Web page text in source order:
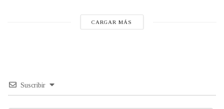
CARGAR MÁS
Suscribir